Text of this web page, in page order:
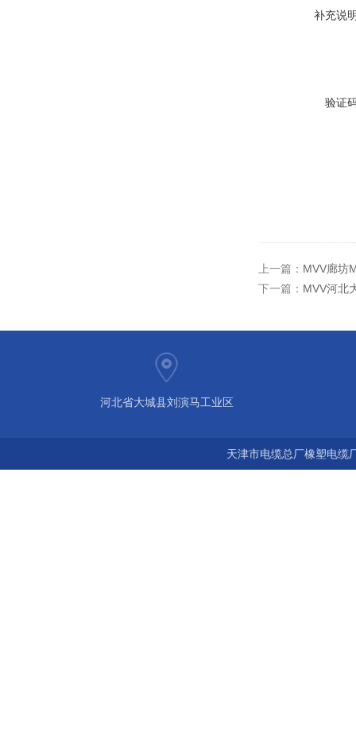
补充说
验证
上一篇： MVV廊坊
下一篇： MVV河北
河北省大城县刘演马工业区
天津市电缆总厂橡塑电